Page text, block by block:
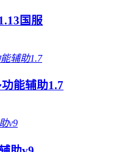
国服
能辅助1.7